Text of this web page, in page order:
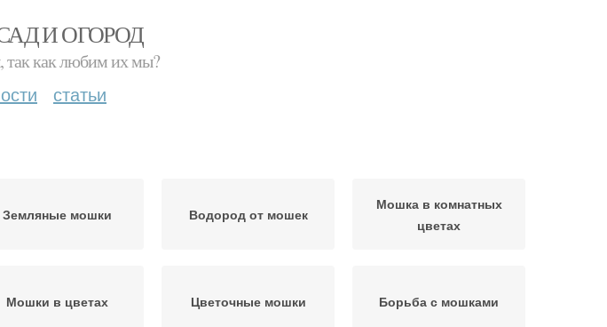
И ОГОРОД
так как любим их мы?
статьи
Земляные мошки Водород от мошек
Мошка в комнатных
цветах
Мошки в цветах Цветочные мошки Борьба с мошками